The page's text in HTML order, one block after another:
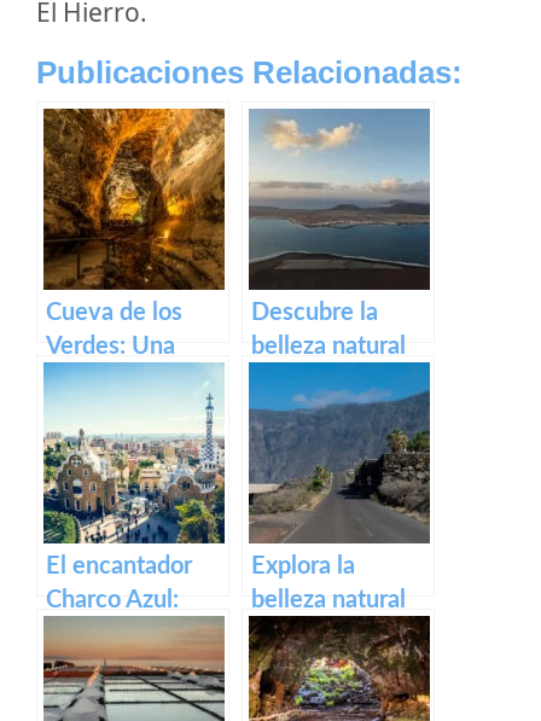
El Hierro.
Publicaciones Relacionadas:
Cueva de los
Verdes: Una
experiencia
fascinante en
Lanzarote
Descubre la
belleza natural
de La Graciosa,
la isla más
tranquila de las
Canarias
El encantador
Charco Azul:
Descubre la joya
escondida de la
Isla de El Hierro
Explora la
belleza natural
del pueblo de
Valverde en El
Hierro – Guía